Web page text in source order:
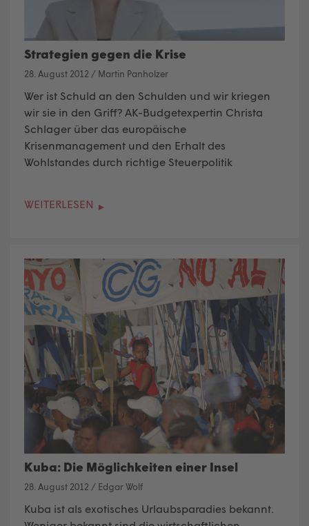
Strategien gegen die Krise
28. August 2012 / Martin Panholzer
Wer ist Schuld an den Schulden und wir kriegen
wir sie in den Griff? AK-Budgetexpertin Christa
Schlager über das europäische
Krisenmanagement und den Erhalt des
Wohlstandes durch richtige Steuerpolitik
WEITERLESEN
Kuba: Die Möglichkeiten einer Insel
28. August 2012 / Edgar Wolf
Kuba ist als exotisches Urlaubsparadies bekannt.